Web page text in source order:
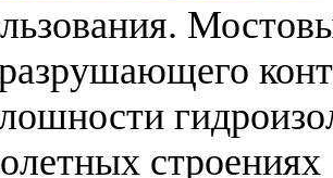
строениях